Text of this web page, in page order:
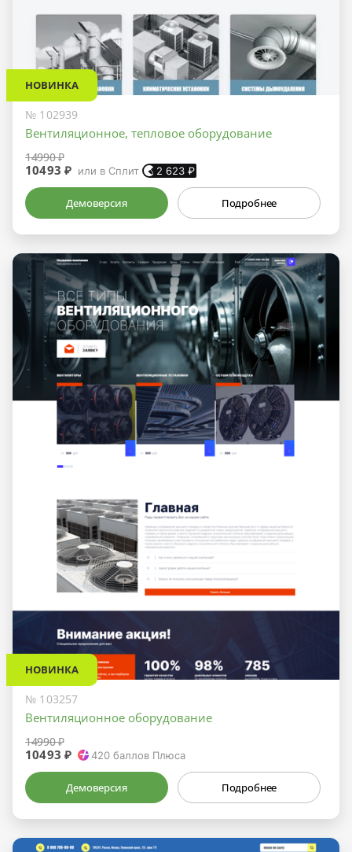
НОВИНКА
№ 102939
Вентиляционное, тепловое оборудование
14990 ₽
10493 ₽ или в Сплит 2 623 ₽
Демоверсия Подробнее
НОВИНКА
№ 103257
Вентиляционное оборудование
14990 ₽
10493 ₽ 420 баллов Плюса
Демоверсия Подробнее